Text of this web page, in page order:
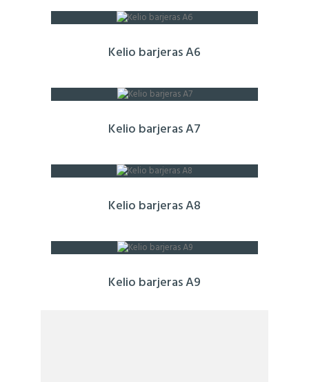
Kelio barjeras A6
Kelio barjeras A7
Kelio barjeras A8
Kelio barjeras A9